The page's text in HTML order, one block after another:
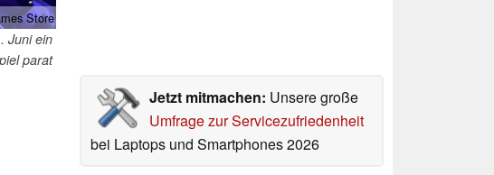
Store
Juni ein
parat
Jetzt mitmachen: Unsere große
Umfrage zur Servicezufriedenheit
bei Laptops und Smartphones 2026